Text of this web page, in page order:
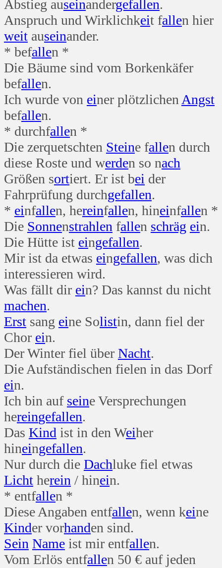
Abstieg auseinandergefallen.
Anspruch und Wirklichkeit fallen hier
weit auseinander.
* befallen *
Die Bäume sind vom Borkenkäfer
befallen.
Ich wurde von einer plötzlichen Angst
befallen.
* durchfallen *
Die zerquetschten Steine fallen durch
diese Roste und werden so nach
Größen sortiert. Er ist bei der
Fahrprüfung durchgefallen.
* einfallen, hereinfallen, hineinfallen *
Die Sonnenstrahlen fallen schräg ein.
Die Hütte ist eingefallen.
Mir ist da etwas eingefallen, was dich
interessieren wird.
Was fällt dir ein? Das kannst du nicht
machen.
Erst sang eine Solistin, dann fiel der
Chor ein.
Der Winter fiel über Nacht.
Die Aufständischen fielen in das Dorf
ein.
Ich bin auf seine Versprechungen
hereingefallen.
Das Kind ist in den Weiher
hineingefallen.
Nur durch die Dachluke fiel etwas
Licht herein / hinein.
* entfallen *
Diese Angaben entfallen, wenn keine
Kinder vorhanden sind.
Sein Name ist mir entfallen.
Vom Erlös entfallen 50 € auf jeden